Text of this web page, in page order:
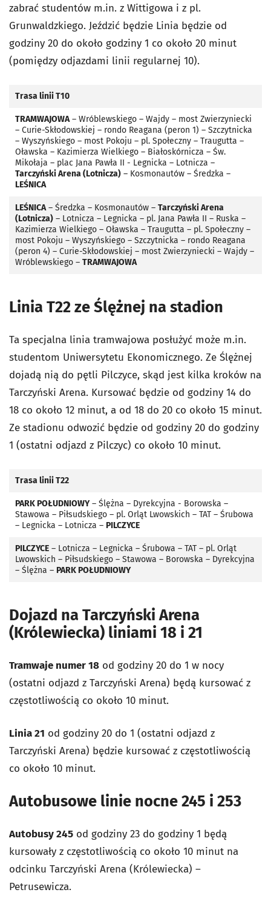
zabrać studentów m.in. z Wittigowa i z pl.
Grunwaldzkiego. Jeździć będzie Linia będzie od
godziny 20 do około godziny 1 co około 20 minut
(pomiędzy odjazdami linii regularnej 10).
Trasa linii T10
TRAMWAJOWA– Wróblewskiego – Wajdy – most Zwierzyniecki
– Curie-Skłodowskiej – rondo Reagana (peron 1) – Szczytnicka
– Wyszyńskiego – most Pokoju – pl. Społeczny – Traugutta –
Oławska – Kazimierza Wielkiego – Białoskórnicza – Św.
Mikołaja – plac Jana Pawła II - Legnicka – Lotnicza –
Tarczyński Arena (Lotnicza) – Kosmonautów – Średzka –
LEŚNICA
LEŚNICA– Średzka – Kosmonautów – Tarczyński Arena
(Lotnicza) – Lotnicza – Legnicka – pl. Jana Pawła II – Ruska –
Kazimierza Wielkiego – Oławska – Traugutta – pl. Społeczny –
most Pokoju – Wyszyńskiego – Szczytnicka – rondo Reagana
(peron 4) – Curie-Skłodowskiej – most Zwierzyniecki – Wajdy –
Wróblewskiego – TRAMWAJOWA
Linia T22 ze Ślężnej na stadion
Ta specjalna linia tramwajowa posłużyć może m.in.
studentom Uniwersytetu Ekonomicznego. Ze Ślężnej
dojadą nią do pętli Pilczyce, skąd jest kilka kroków na
Tarczyński Arena. Kursować będzie od godziny 14 do
18 co około 12 minut, a od 18 do 20 co około 15 minut.
Ze stadionu odwozić będzie od godziny 20 do godziny
1 (ostatni odjazd z Pilczyc) co około 10 minut.
Trasa linii T22
PARK POŁUDNIOWY– Ślężna – Dyrekcyjna - Borowska –
Stawowa – Piłsudskiego – pl. Orląt Lwowskich – TAT – Śrubowa
– Legnicka – Lotnicza – PILCZYCE
PILCZYCE – Lotnicza – Legnicka – Śrubowa – TAT – pl. Orląt
Lwowskich – Piłsudskiego – Stawowa – Borowska – Dyrekcyjna
– Ślężna – PARK POŁUDNIOWY
Dojazd na Tarczyński Arena
(Królewiecka) liniami 18 i 21
Tramwaje numer 18 od godziny 20 do 1 w nocy
(ostatni odjazd z Tarczyński Arena) będą kursować z
częstotliwością co około 10 minut.
Linia 21 od godziny 20 do 1 (ostatni odjazd z
Tarczyński Arena) będzie kursować z częstotliwością
co około 10 minut.
Autobusowe linie nocne 245 i 253
Autobusy 245 od godziny 23 do godziny 1 będą
kursowały z częstotliwością co około 10 minut na
odcinku Tarczyński Arena (Królewiecka) –
Petrusewicza.